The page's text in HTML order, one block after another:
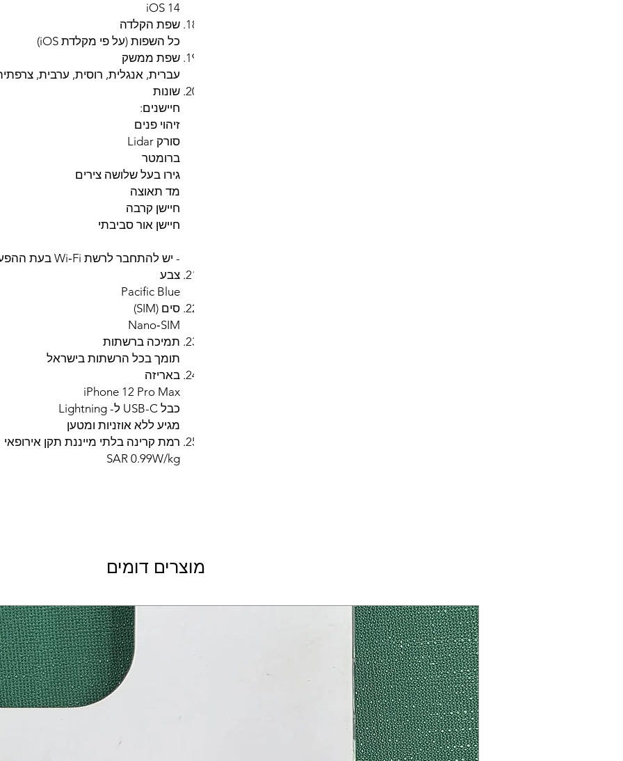
iOS 14
שפת הקלדה
כל השפות (על פי מקלדת iOS)
שפת ממשק
עברית, אנגלית, רוסית, ערבית,
שונות
חיישנים:
זיהוי פנים
סורק Lidar
ברומטר
גירו בעל שלושה צירים
מד תאוצה
חיישן קרבה
חיישן אור סביבתי
- יש להתחבר לרשת Wi‑Fi בעת ההפעלה הראשונית של iPhone 12
צבע
Pacific Blue
סים (SIM)
Nano‑SIM
תמיכה ברשתות
תומך בכל הרשתות בישראל
באריזה
iPhone 12 Pro Max
כבל USB-C ל- Lightning
מגיע ללא אוזניות ומטען
רמת קרינה בלתי מייננת תקן אירופאי
SAR 0.99W/kg
מוצרים דומים